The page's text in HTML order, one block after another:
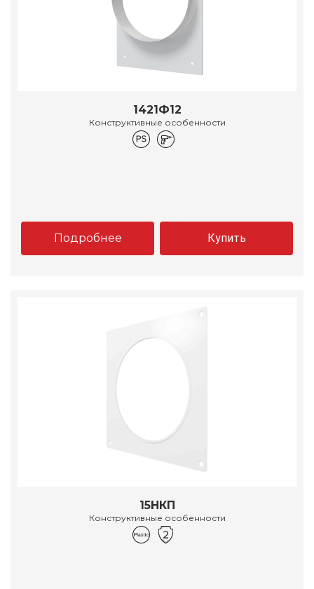
1421Ф12
Конструктивные особенности
Подробнее Купить
15НКП
Конструктивные особенности